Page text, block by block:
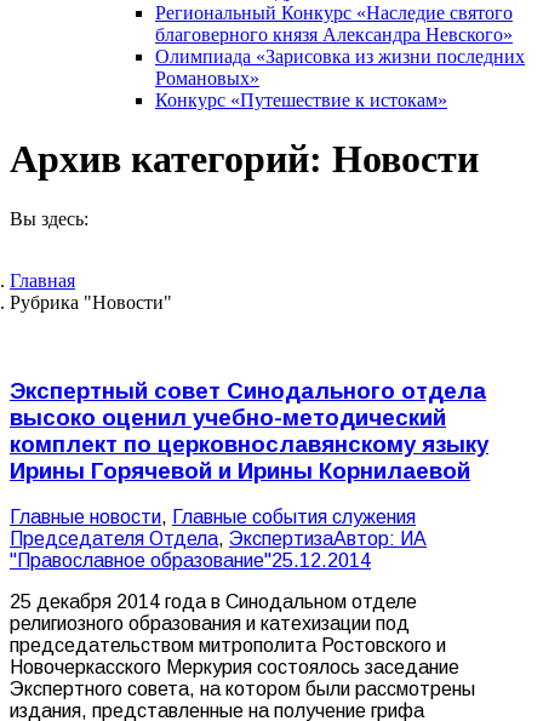
Региональный Конкурс «Наследие святого
благоверного князя Александра Невского»
Олимпиада «Зарисовка из жизни последних
Романовых»
Конкурс «Путешествие к истокам»
Архив категорий: Новости
Вы здесь:
Главная
Рубрика "Новости"
Экспертный совет Синодального отдела
высоко оценил учебно-методический
комплект по церковнославянскому языку
Ирины Горячевой и Ирины Корнилаевой
Главные новости, Главные события служения
Председателя Отдела, ЭкспертизаАвтор: ИА
"Православное образование"25.12.2014
25 декабря 2014 года в Синодальном отделе
религиозного образования и катехизации под
председательством митрополита Ростовского и
Новочеркасского Меркурия состоялось заседание
Экспертного совета, на котором были рассмотрены
издания, представленные на получение грифа